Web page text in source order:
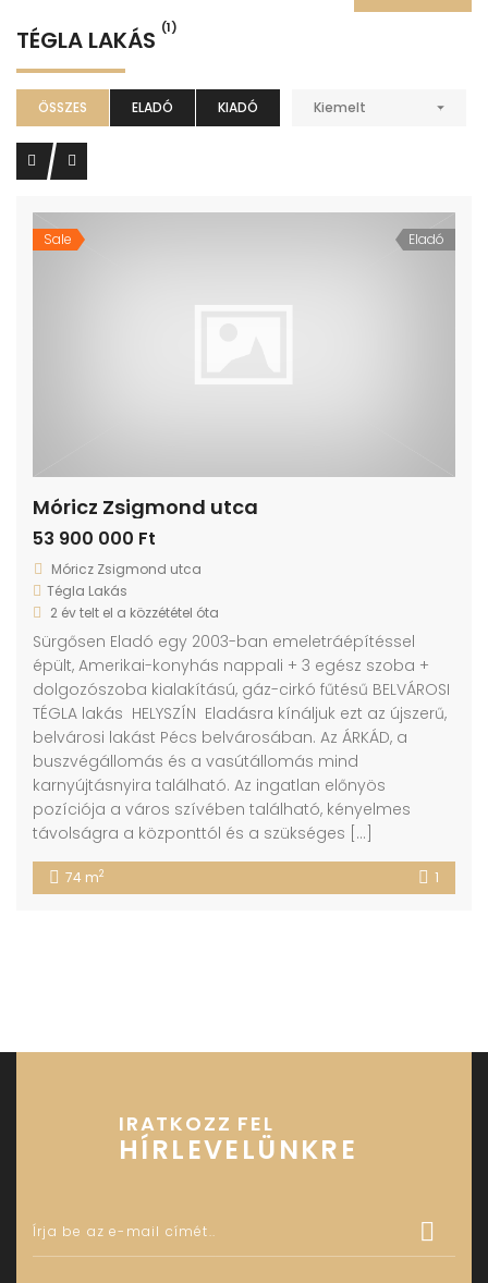
TÉGLA LAKÁS (1)
ÖSSZES ELADÓ KIADÓ Kiemelt
Sale Eladó
Móricz Zsigmond utca
53 900 000 Ft
Móricz Zsigmond utca
Tégla Lakás
2 év telt el a közzététel óta
Sürgősen Eladó egy 2003-ban emeletráépítéssel
épült, Amerikai-konyhás nappali + 3 egész szoba +
dolgozószoba kialakítású, gáz-cirkó fűtésű BELVÁROSI
TÉGLA lakás HELYSZÍN Eladásra kínáljuk ezt az újszerű,
belvárosi lakást Pécs belvárosában. Az ÁRKÁD, a
buszvégállomás és a vasútállomás mind
karnyújtásnyira található. Az ingatlan előnyös
pozíciója a város szívében található, kényelmes
távolságra a központtól és a szükséges […]
74 m2 1
IRATKOZZ FEL
HÍRLEVELÜNKRE